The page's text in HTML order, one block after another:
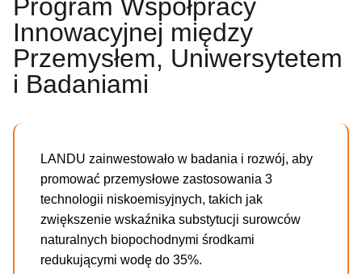
Program Współpracy
Innowacyjnej między
Przemysłem, Uniwersytetem
i Badaniami
LANDU zainwestowało w badania i rozwój, aby
promować przemysłowe zastosowania 3
technologii niskoemisyjnych, takich jak
zwiększenie wskaźnika substytucji surowców
naturalnych biopochodnymi środkami
redukującymi wodę do 35%.